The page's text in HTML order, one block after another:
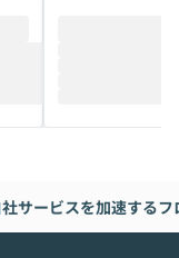
それぞれの本当
は、LLMのフル
ント構築の最前
社サービスを加速する